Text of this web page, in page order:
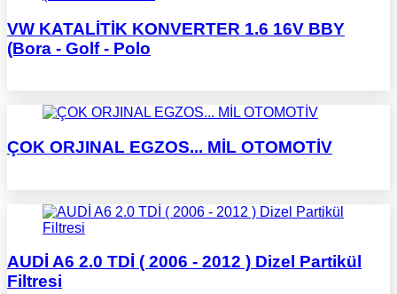
VW KATALİTİK KONVERTER 1.6 16V BBY
(Bora - Golf - Polo
ÇOK ORJINAL EGZOS... MİL OTOMOTİV
AUDİ A6 2.0 TDİ ( 2006 - 2012 ) Dizel Partikül
Filtresi